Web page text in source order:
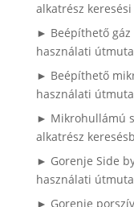
alkatrész
► Beépíthető gáz
használati
► Beépíthető
használati
► Mikrohullámú
alkatrész
► Gorenje Side
használati
► Gorenje